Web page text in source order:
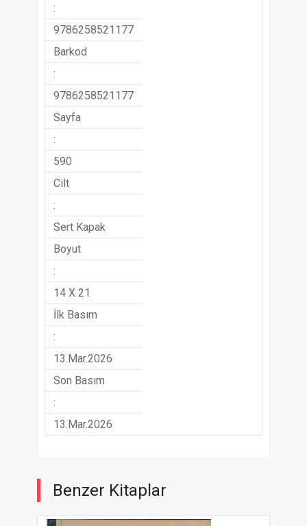
:
9786258521177
Barkod
:
9786258521177
Sayfa
:
590
Cilt
:
Sert Kapak
Boyut
:
14 X 21
İlk Basım
:
13.Mar.2026
Son Basım
:
13.Mar.2026
Benzer Kitaplar